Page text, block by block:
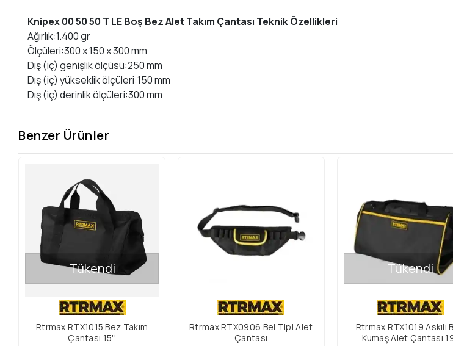
Knipex 00 50 50 T LE Boş Bez Alet Takım Çantası Teknik Özellikleri
Ağırlık:1.400 gr
Ölçüleri:300 x 150 x 300 mm
Dış (iç) genişlik ölçüsü:250 mm
Dış (iç) yükseklik ölçüleri:150 mm
Dış (iç) derinlik ölçüleri:300 mm
Benzer Ürünler
Tükendi
Rtrmax RTX1015 Bez Takım
Çantası 15''
Rtrmax RTX0906 Bel Tipi Alet
Çantası
Tükendi
Rtrmax RTX1019 Askılı
Kumaş Alet Çantası